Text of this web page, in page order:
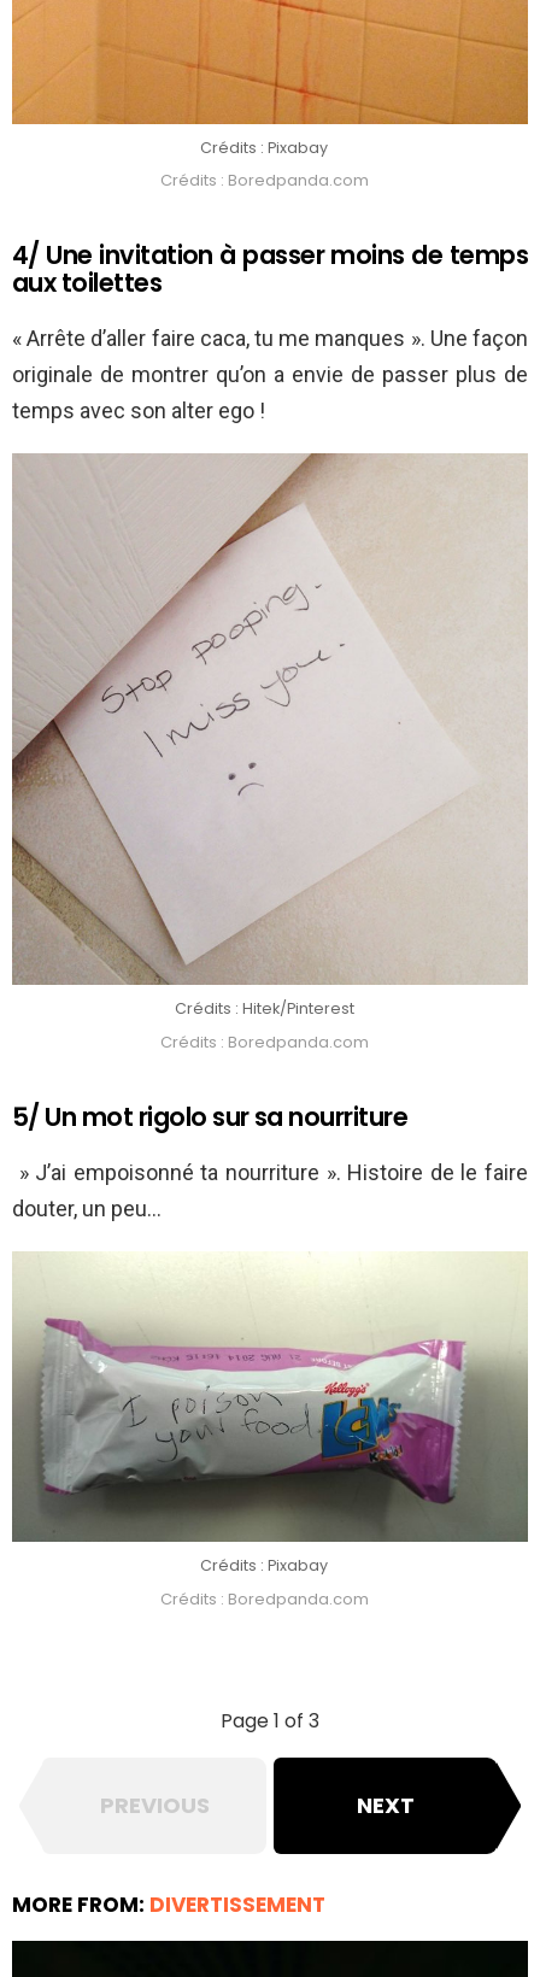
Crédits : Pixabay
Crédits : Boredpanda.com
4/ Une invitation à passer moins de temps
aux toilettes
« Arrête d’aller faire caca, tu me manques ». Une façon
originale de montrer qu’on a envie de passer plus de
temps avec son alter ego !
Crédits : Hitek/Pinterest
Crédits : Boredpanda.com
5/ Un mot rigolo sur sa nourriture
» J’ai empoisonné ta nourriture ». Histoire de le faire
douter, un peu…
Crédits : Pixabay
Crédits : Boredpanda.com
Page 1 of 3
PREVIOUS NEXT
MORE FROM: DIVERTISSEMENT